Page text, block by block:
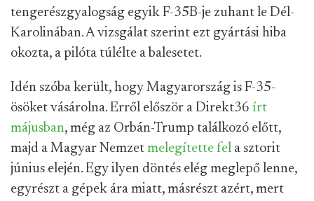
tengerészgyalogság egyik F-35B-je zuhant le Dél-
Karolinában. A vizsgálat szerint ezt gyártási hiba
okozta, a pilóta túlélte a balesetet.
Idén szóba került, hogy Magyarország is F-35-
ösöket vásárolna. Erről először a Direkt36 írt
májusban, még az Orbán-Trump találkozó előtt,
majd a Magyar Nemzet melegítette fel a sztorit
június elején. Egy ilyen döntés elég meglepő lenne,
egyrészt a gépek ára miatt, másrészt azért, mert